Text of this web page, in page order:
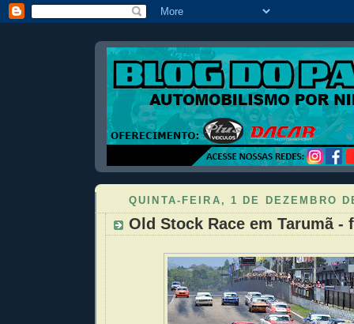
QUINTA-FEIRA, 1 DE DEZEMBRO
Old Stock Race em Tarumã